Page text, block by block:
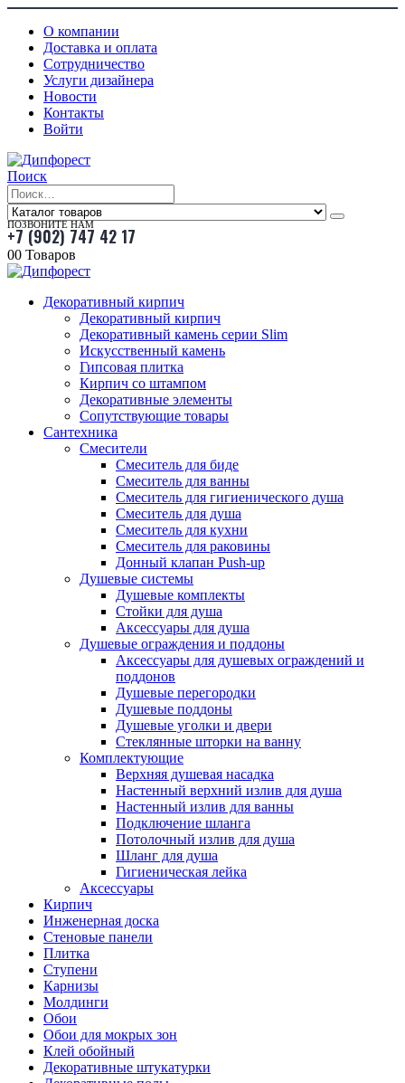
О компании
Доставка и оплата
Сотрудничество
Услуги дизайнера
Новости
Контакты
Войти
Поиск
ПОЗВОНИТЕ НАМ
+7 (902) 747 42 17
00 Товаров
Декоративный кирпич
Декоративный кирпич
Декоративный камень серии Slim
Искусственный камень
Гипсовая плитка
Кирпич со штампом
Декоративные элементы
Сопутствующие товары
Сантехника
Смесители
Смеситель для биде
Смеситель для ванны
Смеситель для гигиенического душа
Смеситель для душа
Смеситель для кухни
Смеситель для раковины
Донный клапан Push-up
Душевые системы
Душевые комплекты
Стойки для душа
Аксессуары для душа
Душевые ограждения и поддоны
Аксессуары для душевых ограждений и
поддонов
Душевые перегородки
Душевые поддоны
Душевые уголки и двери
Стеклянные шторки на ванну
Комплектующие
Верхняя душевая насадка
Настенный верхний излив для душа
Настенный излив для ванны
Подключение шланга
Потолочный излив для душа
Шланг для душа
Гигиеническая лейка
Аксессуары
Кирпич
Инженерная доска
Стеновые панели
Плитка
Ступени
Карнизы
Молдинги
Обои
Обои для мокрых зон
Клей обойный
Декоративные штукатурки